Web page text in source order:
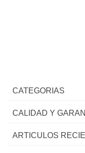
CATEGORIAS
CALIDAD Y
ARTICULOS